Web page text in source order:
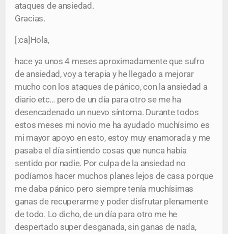
ataques de ansiedad.
Gracias.
[:ca]Hola,
hace ya unos 4 meses aproximadamente que sufro
de ansiedad, voy a terapia y he llegado a mejorar
mucho con los ataques de pánico, con la ansiedad a
diario etc… pero de un día para otro se me ha
desencadenado un nuevo síntoma. Durante todos
estos meses mi novio me ha ayudado muchísimo es
mi mayor apoyo en esto, estoy muy enamorada y me
pasaba el día sintiendo cosas que nunca había
sentido por nadie. Por culpa de la ansiedad no
podíamos hacer muchos planes lejos de casa porque
me daba pánico pero siempre tenía muchísimas
ganas de recuperarme y poder disfrutar plenamente
de todo. Lo dicho, de un día para otro me he
despertado super desganada, sin ganas de nada,